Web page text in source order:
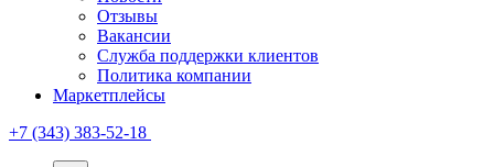
Отзывы
Вакансии
Служба поддержки клиентов
Политика компании
Маркетплейсы
+7 (343) 383-52-18